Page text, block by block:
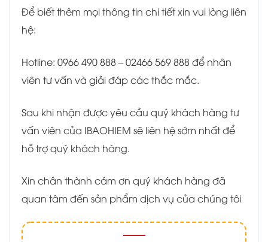
Để biết thêm mọi thông tin chi tiết xin vui lòng liên
hệ:
Hotline: 0966 490 888 – 02466 569 888 để nhân
viên tư vấn và giải đáp các thắc mắc.
Sau khi nhận được yêu cầu quý khách hàng tư
vấn viên của IBAOHIEM sẽ liên hệ sớm nhất để
hỗ trợ quý khách hàng.
Xin chân thành cám ơn quý khách hàng đã
quan tâm đến sản phẩm dịch vụ của chúng tôi